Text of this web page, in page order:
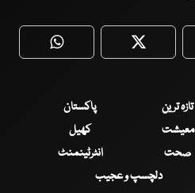
WhatsApp Twitter
تازہ ترین
پاکستان
معیشت
کھیل
صحت
انٹرٹینمنٹ
دلچسپ و عجیب